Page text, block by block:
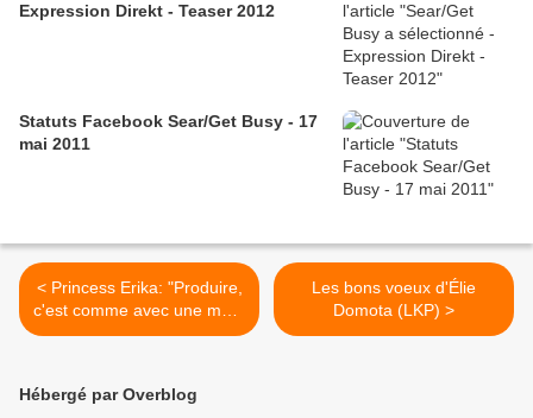
Expression Direkt - Teaser 2012
Statuts Facebook Sear/Get Busy - 17
mai 2011
< Princess Erika: "Produire,
c'est comme avec une meuf
avant de coucher"
Les bons voeux d'Élie
Domota (LKP) >
Hébergé par Overblog